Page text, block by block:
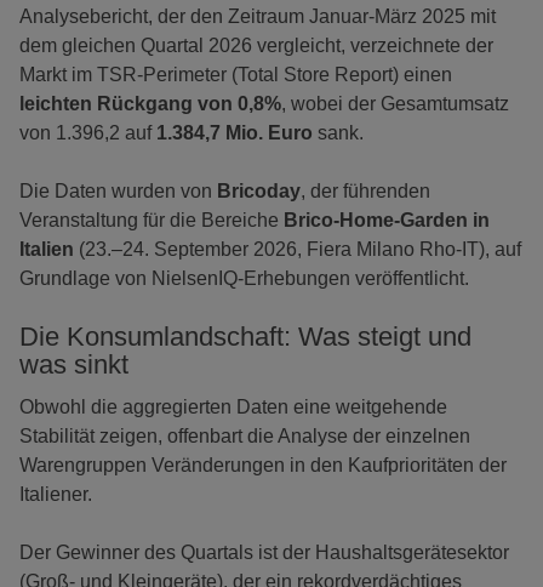
Analysebericht, der den Zeitraum Januar-März 2025 mit
dem gleichen Quartal 2026 vergleicht, verzeichnete der
Markt im TSR-Perimeter (Total Store Report) einen
leichten Rückgang von 0,8%, wobei der Gesamtumsatz
von 1.396,2 auf 1.384,7 Mio. Euro sank.
Die Daten wurden von Bricoday, der führenden
Veranstaltung für die Bereiche Brico-Home-Garden in
Italien (23.–24. September 2026, Fiera Milano Rho-IT), auf
Grundlage von NielsenIQ-Erhebungen veröffentlicht.
Die Konsumlandschaft: Was steigt und
was sinkt
Obwohl die aggregierten Daten eine weitgehende
Stabilität zeigen, offenbart die Analyse der einzelnen
Warengruppen Veränderungen in den Kaufprioritäten der
Italiener.
Der Gewinner des Quartals ist der Haushaltsgerätesektor
(Groß- und Kleingeräte), der ein rekordverdächtiges